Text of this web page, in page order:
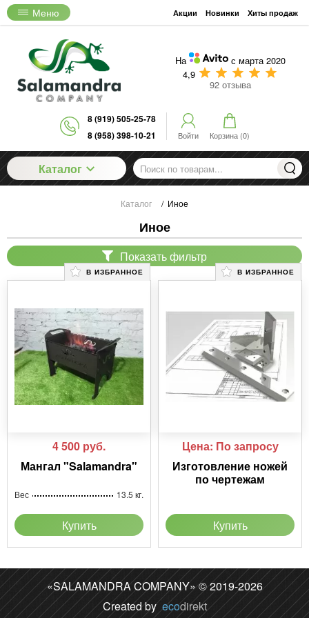
Меню Акции Новинки Хиты продаж
На
с марта 2020
4,9
92 отзыва
8 (919) 505-25-78
8 (958) 398-10-21
Войти Корзина (0)
Каталог
Каталог / Иное
Иное
Показать фильтр
В ИЗБРАННОЕ
4 500 руб.
Мангал "Salamandra"
Вес 13.5 кг.
Купить
В ИЗБРАННОЕ
Цена: По запросу
Изготовление ножей
по чертежам
Купить
«SALAMANDRA COMPANY» © 2019-2026
Created byecodirekt